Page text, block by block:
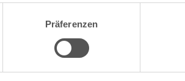
Präferenzen